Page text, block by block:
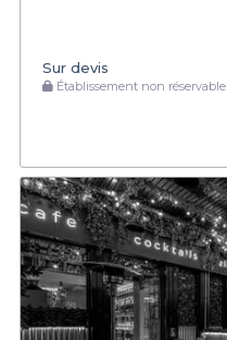
Sur devis
Établissement non réservable